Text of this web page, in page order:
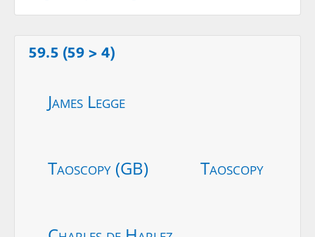
59.5 (59 > 4)
James Legge
Taoscopy (GB) Taoscopy